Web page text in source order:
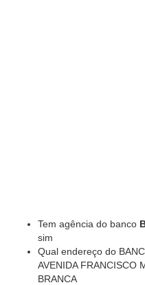
Tem agência do banco
sim
Qual endereço do
AVENIDA FRANCISCO
BRANCA